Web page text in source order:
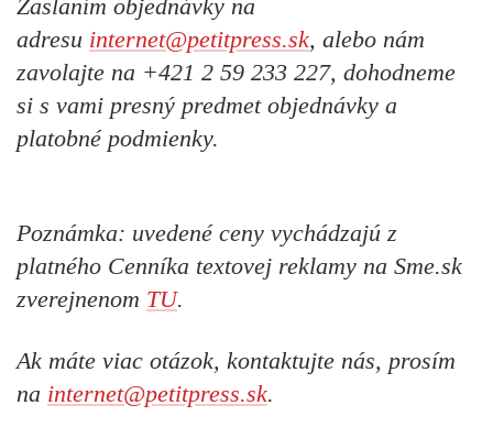
Zaslaním objednávky na
adresu internet@petitpress.sk, alebo nám
zavolajte na +421 2 59 233 227, dohodneme
si s vami presný predmet objednávky a
platobné podmienky.
Poznámka: uvedené ceny vychádzajú z
platného Cenníka textovej reklamy na Sme.sk
zverejnenom TU.
Ak máte viac otázok, kontaktujte nás, prosím
na internet@petitpress.sk.